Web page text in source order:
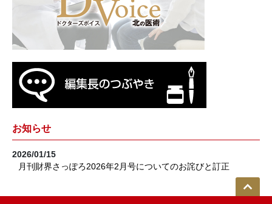
お知らせ
2026/01/15
月刊財界さっぽろ2026年2月号についてのお詫びと訂正